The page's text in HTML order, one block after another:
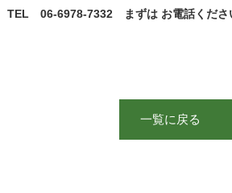
TEL 06-6978-7332 まずは お電話くださ
一覧に戻る